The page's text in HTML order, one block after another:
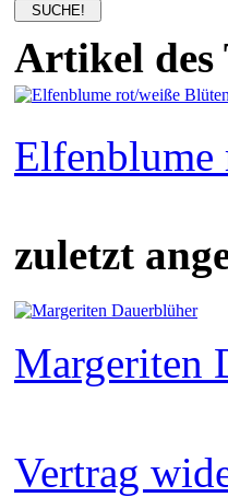
Artikel des
Elfenblume
zuletzt
Margeriten
Vertrag